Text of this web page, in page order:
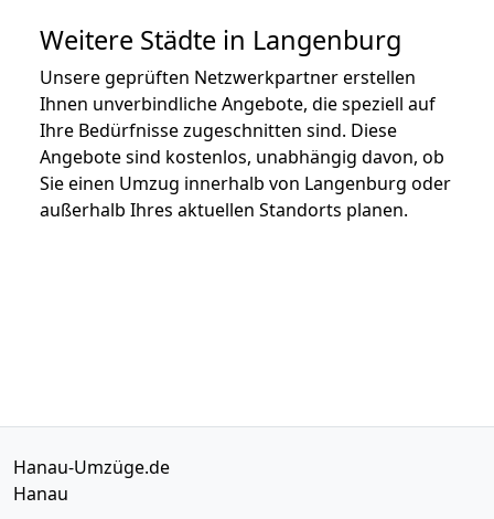
Weitere Städte in Langenburg
Unsere geprüften Netzwerkpartner erstellen
Ihnen unverbindliche Angebote, die speziell auf
Ihre Bedürfnisse zugeschnitten sind. Diese
Angebote sind kostenlos, unabhängig davon, ob
Sie einen Umzug innerhalb von Langenburg oder
außerhalb Ihres aktuellen Standorts planen.
Hanau-Umzüge.de
Hanau